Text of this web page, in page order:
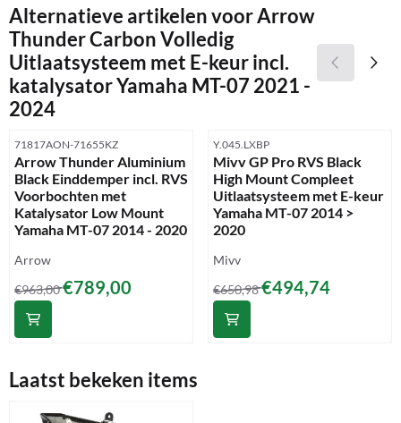
Alternatieve artikelen voorArrow
Thunder Carbon Volledig
Uitlaatsysteem met E-keur incl.
katalysator Yamaha MT-07 2021 -
2024
Artikelnummer
71817AON-71655KZ
Arrow Thunder Aluminium
Black Einddemper incl. RVS
Voorbochten met
Katalysator Low Mount
Yamaha MT-07 2014 - 2020
Merk:
Arrow
Van 963,00 voor 789,00
€963,00€789,00
Artikelnummer
Y.045.LXBP
Mivv GP Pro RVS Black
High Mount Compleet
Uitlaatsysteem met E-keur
Yamaha MT-07 2014 >
2020
Merk:
Mivv
Van 650,98 voor 494,74
€650,98€494,74
Laatst bekeken items